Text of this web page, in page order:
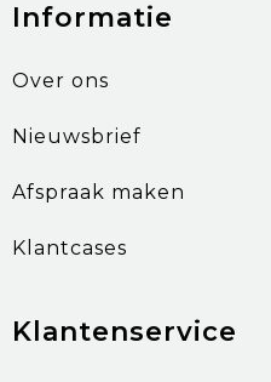
Informatie
Over ons
Nieuwsbrief
Afspraak maken
Klantcases
Klantenservice